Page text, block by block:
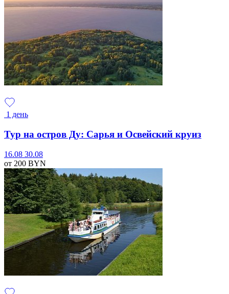
1 день
Тур на остров Ду: Сарья и Освейский круиз
16.08 30.08
от 200 BYN